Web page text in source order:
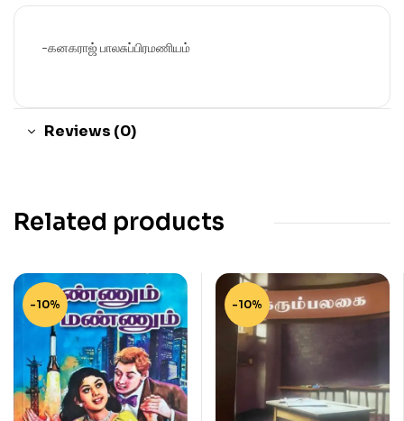
-கனகராஜ் பாலசுப்பிரமணியம்
Reviews (0)
Related products
-10% -10%